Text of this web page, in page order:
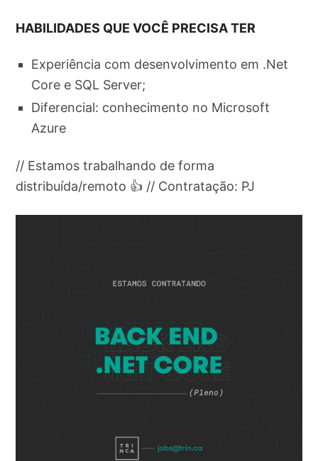
HABILIDADES QUE VOCÊ PRECISA TER
Experiência com desenvolvimento em .Net
Core e SQL Server;
Diferencial: conhecimento no Microsoft
Azure
// Estamos trabalhando de forma
distribuída/remoto 👍 // Contratação: PJ